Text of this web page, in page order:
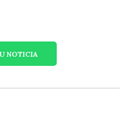
NOTICIA